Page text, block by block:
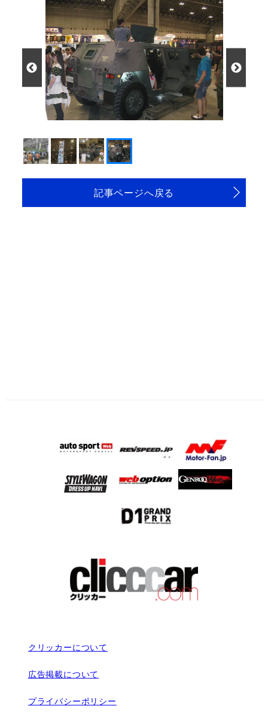
記事ページへ戻る
クリッカーについて
広告掲載について
プライバシーポリシー